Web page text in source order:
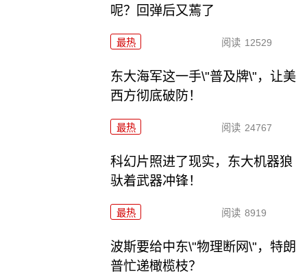
呢？回弹后又蔫了
最热 阅读 12529
东大海军这一手\"普及牌\"，让美
西方彻底破防！
最热 阅读 24767
科幻片照进了现实，东大机器狼
驮着武器冲锋！
最热 阅读 8919
波斯要给中东\"物理断网\"，特朗
普忙递橄榄枝？